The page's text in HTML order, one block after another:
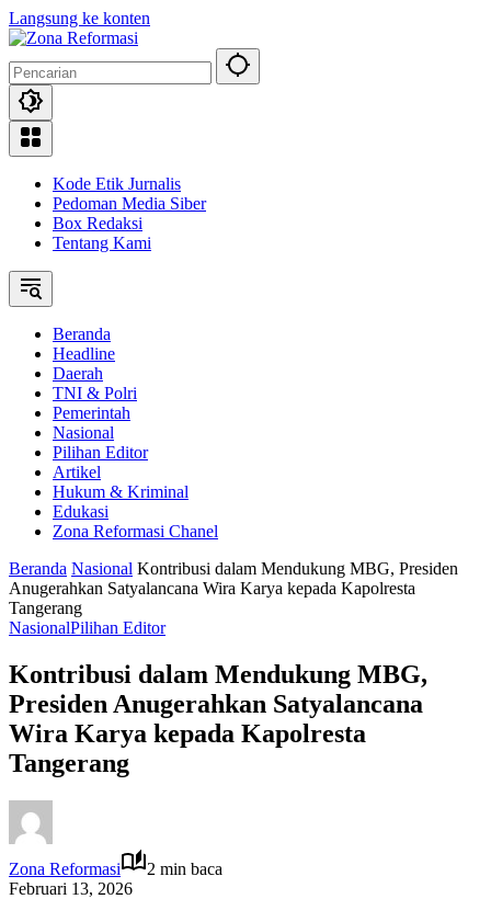
Langsung ke konten
Kode Etik Jurnalis
Pedoman Media Siber
Box Redaksi
Tentang Kami
Beranda
Headline
Daerah
TNI & Polri
Pemerintah
Nasional
Pilihan Editor
Artikel
Hukum & Kriminal
Edukasi
Zona Reformasi Chanel
Beranda Nasional Kontribusi dalam Mendukung MBG, Presiden
Anugerahkan Satyalancana Wira Karya kepada Kapolresta
Tangerang
NasionalPilihan Editor
Kontribusi dalam Mendukung MBG,
Presiden Anugerahkan Satyalancana
Wira Karya kepada Kapolresta
Tangerang
Zona Reformasi
2 min baca
Februari 13, 2026